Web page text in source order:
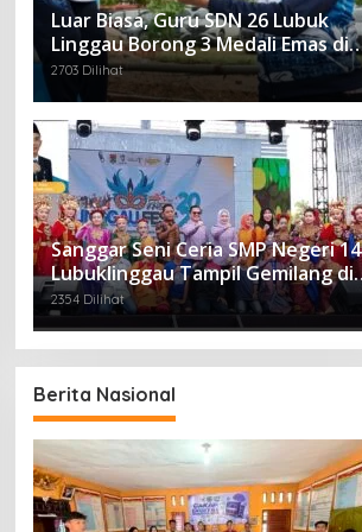
Luar Biasa, Guru SDN 26 Lubuk
Linggau Borong 3 Medali Emas di
Tiga Cabor Berbeda
2703 Dilihat
Sanggar Seni Ceria SMP Negeri 14
Lubuklinggau Tampil Gemilang di
Linggau Fest 2025
2354 Dilihat
Berita Nasional